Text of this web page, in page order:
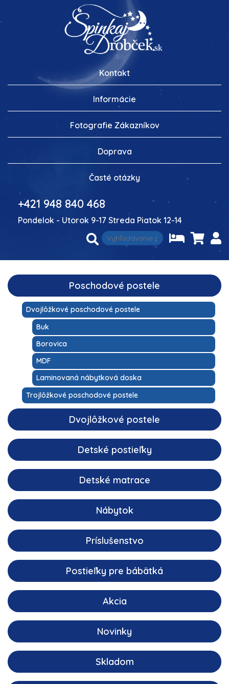
Kontakt
Informácie
Fotografie Zákazníkov
Doprava
Časté otázky
+421 948 840 468
Pondelok - Utorok 9-17 Streda Piatok 12-14
Poschodové postele
Dvojlôžkové poschodové postele
Buk
Borovica
MDF
Laminovaná nábytková doska
Trojlôžkové poschodové postele
Dvojlôžkové postele
Detské postieľky
Detské matrace
Nábytok
Príslušenstvo
Postieľky pre bábätká
Akcia
Novinky
Skladom